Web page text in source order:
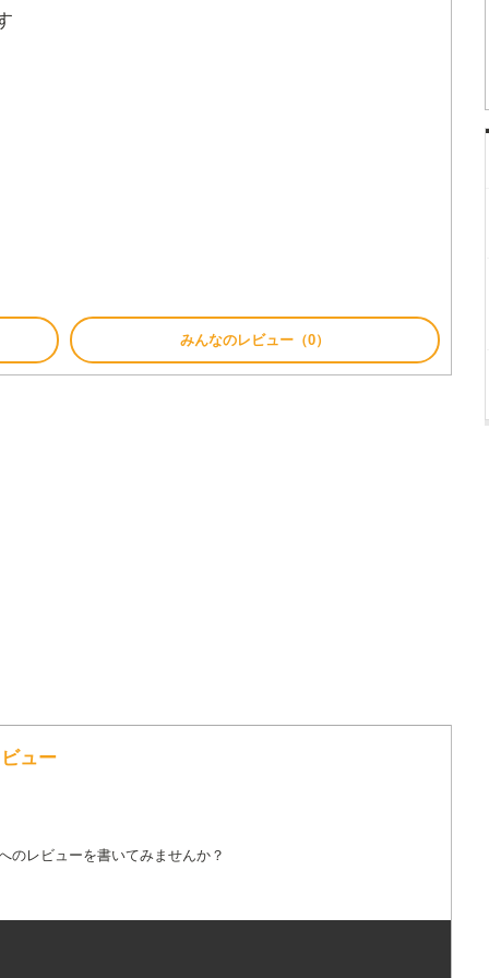
みんなのレビュー（0）
ュー
のレビューを書いてみませんか？